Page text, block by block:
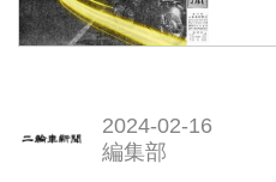
2024-02-16
編集部